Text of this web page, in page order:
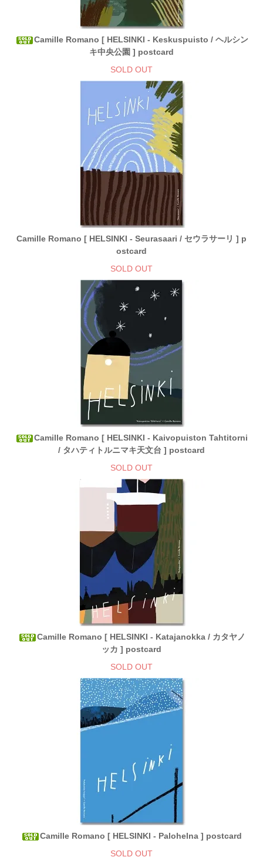
Camille Romano [ HELSINKI - Keskuspuisto / ヘルシン
キ中央公園 ] postcard
SOLD OUT
Camille Romano [ HELSINKI - Seurasaari / セウラサーリ ] p
ostcard
SOLD OUT
Camille Romano [ HELSINKI - Kaivopuiston Tahtitorni
/ タハティトルニマキ天文台 ] postcard
SOLD OUT
Camille Romano [ HELSINKI - Katajanokka / カタヤノ
ッカ ] postcard
SOLD OUT
Camille Romano [ HELSINKI - Palohelna ] postcard
SOLD OUT